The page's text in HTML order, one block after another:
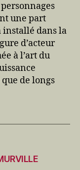
une part
installé dans la
d’acteur
à l’art du
de longs